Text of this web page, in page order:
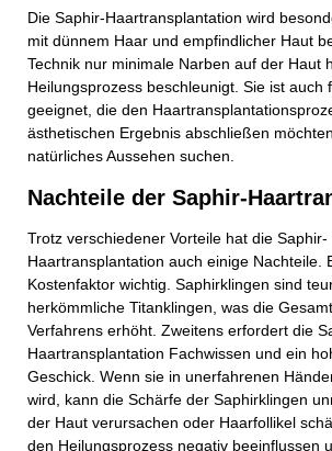
Die Saphir-Haartransplantation wird
mit dünnem Haar und empfindlicher Haut
Technik nur minimale Narben auf der Haut
Heilungsprozess beschleunigt. Sie ist auch
geeignet, die den
ästhetischen Ergebnis abschließen
natürliches Aussehen suchen.
Nachteile der Saphir-
Trotz verschiedener Vorteile hat die Saphir-
Haartransplantation auch einige Nachteile.
Kostenfaktor wichtig. Saphirklingen sind
herkömmliche Titanklingen, was die
Verfahrens erhöht. Zweitens erfordert die
Haartransplantation Fachwissen und ein
Geschick. Wenn sie in unerfahrenen
wird, kann die Schärfe der Saphirklingen
der Haut verursachen oder Haarfollikel
den Heilungsprozess negativ beeinflussen